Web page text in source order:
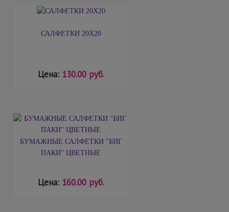
САЛФЕТКИ 20Х20
Цена: 130.00 руб.
БУМАЖНЫЕ САЛФЕТКИ "БИГ
ПАКИ" ЦВЕТНЫЕ
Цена: 160.00 руб.